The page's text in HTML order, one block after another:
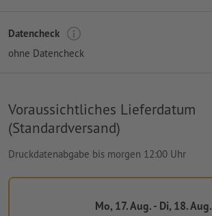
Datencheck
ohne Datencheck
Voraussichtliches Lieferdatum
(Standardversand)
Druckdatenabgabe bis morgen 12:00 Uhr
Mo, 17. Aug. - Di, 18. Aug.